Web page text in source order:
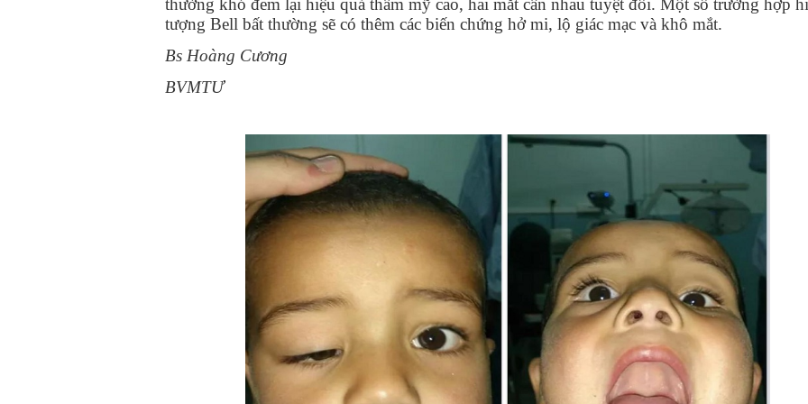
tượng Bell bất thường sẽ có thêm các biến chứng hở mi, lộ giác mạc và khô mắt.
Bs Hoàng Cương
BVMTƯ